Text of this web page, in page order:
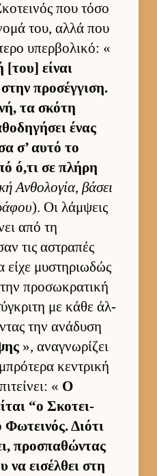
που τόσο
του, αλλά που
υπερ­βολικό: «
εί­ναι
προσέγ­γιση.
τα σκότη
ένας
σ’ αυτό το
ό,τι σε πλήρη
Αν­θολογία, βάσει
). Οι λάμ­ψεις
από τη
τις αστραπές
είχε μυστηριω­δώς
προσωκρατική
με κάθε άλ­
την ανάδυση
», αναγνωρίζει
κεντρική
« Ο
“ο Σκοτει­
Φωτει­νός. Διότι
προσπαθώντας
να ει­σέλ­θει στη